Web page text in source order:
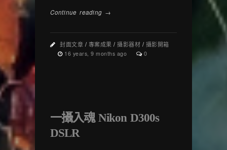
Continue reading →
封面文章 / 專案成果 / 攝影器材 / 攝影開箱
16 years, 9 months ago 0
一攝入魂 Nikon D300s
DSLR